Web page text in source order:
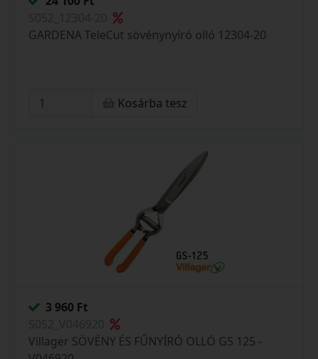
GARDENA TeleCut sövénynyíró olló 12304-20
Kosárba tesz
3 960 Ft
Villager SÖVÉNY ÉS FŰNYÍRÓ OLLÓ GS 125 -